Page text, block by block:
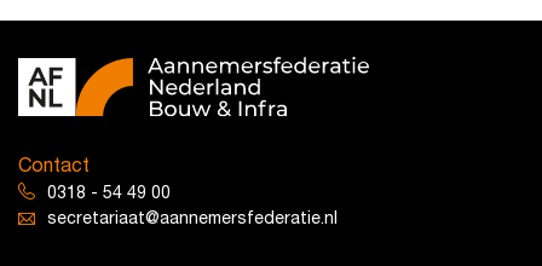
Contact
0318 - 54 49 00
secretariaat@aannemersfederatie.nl